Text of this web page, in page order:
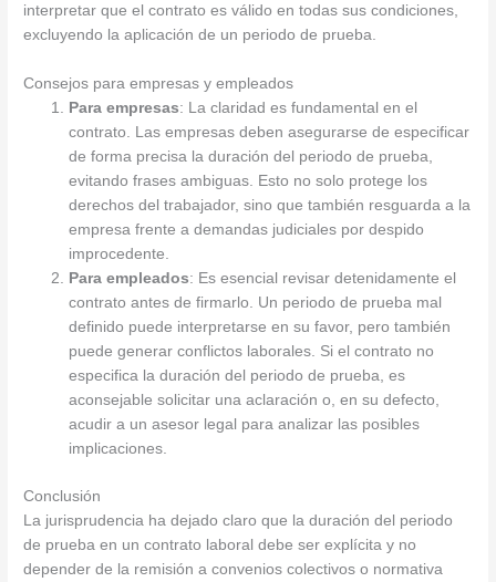
interpretar que el contrato es válido en todas sus condiciones,
excluyendo la aplicación de un periodo de prueba.
Consejos para empresas y empleados
Para empresas: La claridad es fundamental en el
contrato. Las empresas deben asegurarse de especificar
de forma precisa la duración del periodo de prueba,
evitando frases ambiguas. Esto no solo protege los
derechos del trabajador, sino que también resguarda a la
empresa frente a demandas judiciales por despido
improcedente.
Para empleados: Es esencial revisar detenidamente el
contrato antes de firmarlo. Un periodo de prueba mal
definido puede interpretarse en su favor, pero también
puede generar conflictos laborales. Si el contrato no
especifica la duración del periodo de prueba, es
aconsejable solicitar una aclaración o, en su defecto,
acudir a un asesor legal para analizar las posibles
implicaciones.
Conclusión
La jurisprudencia ha dejado claro que la duración del periodo
de prueba en un contrato laboral debe ser explícita y no
depender de la remisión a convenios colectivos o normativa